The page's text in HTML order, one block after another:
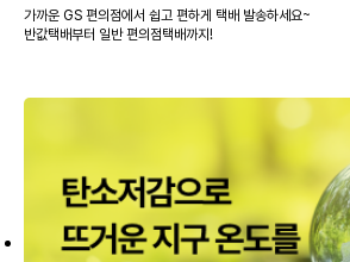
가까운 GS 편의점에서 쉽고 편하게 택배 발송하세요~
반값택배부터 일반 편의점택배까지!